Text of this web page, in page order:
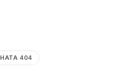
HATA 404